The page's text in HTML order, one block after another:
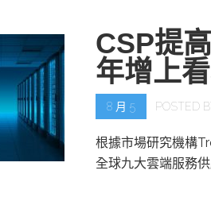
CSP提
年增上
8 月 5 POSTED
根據市場研究機構
全球九大雲端服務